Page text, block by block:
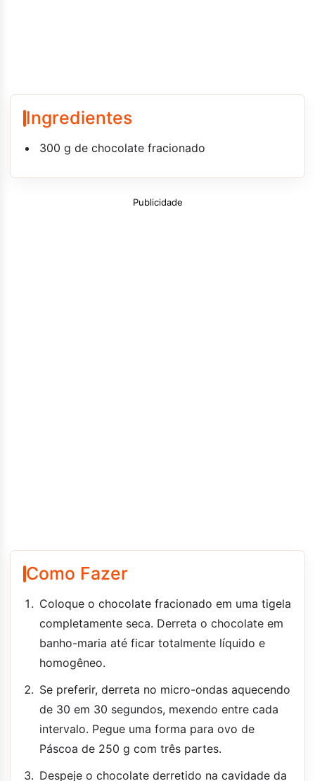
Ingredientes
300 g de chocolate fracionado
Publicidade
Como Fazer
Coloque o chocolate fracionado em uma tigela
completamente seca. Derreta o chocolate em
banho-maria até ficar totalmente líquido e
homogêneo.
Se preferir, derreta no micro-ondas aquecendo
de 30 em 30 segundos, mexendo entre cada
intervalo. Pegue uma forma para ovo de
Páscoa de 250 g com três partes.
Despeje o chocolate derretido na cavidade da